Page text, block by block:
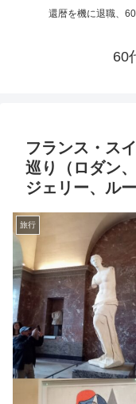
還暦を機に退職、
60
フランス・ス
巡り（ロダン
ジェリー、ル
旅行